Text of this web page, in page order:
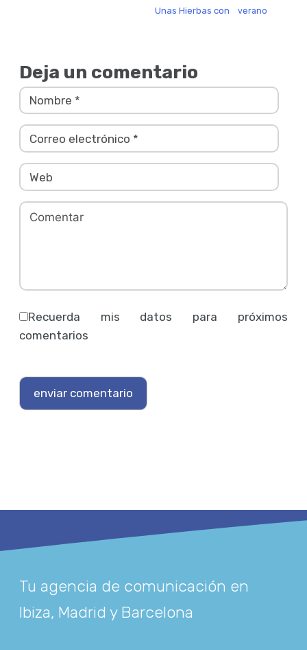
Unas Hierbas con verano
Deja un comentario
Recuerda mis datos para próximos
comentarios
Tu agencia de comunicación en
Ibiza, Madrid y Barcelona